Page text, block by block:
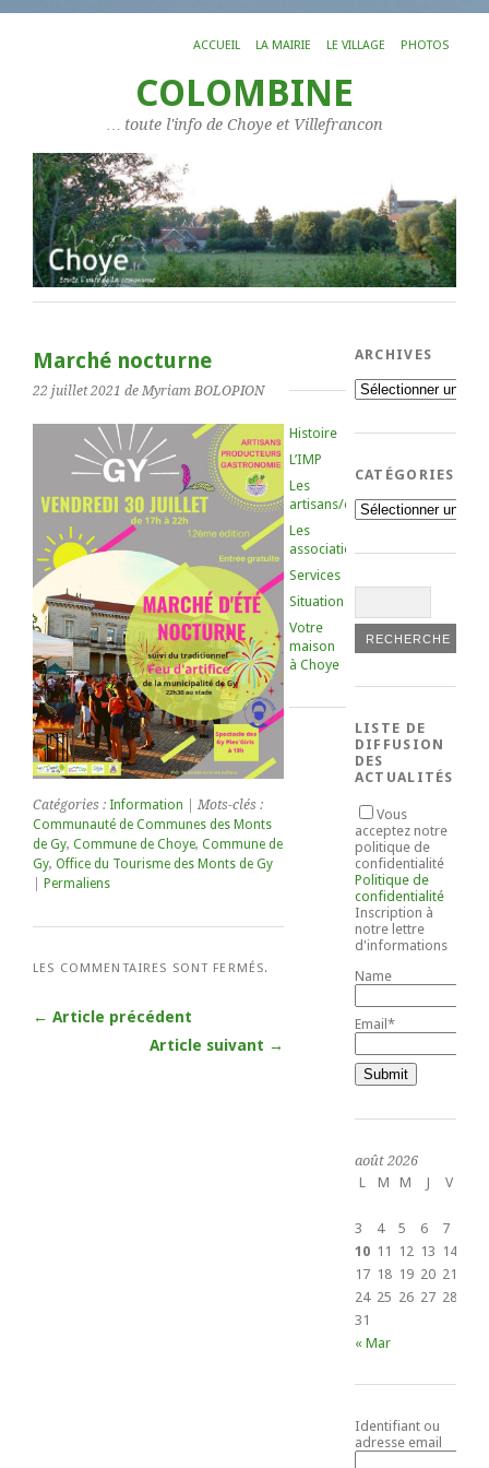
ACCUEIL LA MAIRIE LE VILLAGE PHOTOS
COLOMBINE
… toute l'info de Choye et Villefrancon
Marché nocturne
22 juillet 2021 de Myriam BOLOPION
Catégories : Information | Mots-clés :
Communauté de Communes des Monts
de Gy, Commune de Choye, Commune de
Gy, Office du Tourisme des Monts de Gy
Permaliens
LES COMMENTAIRES SONT FERMÉS.
← Article précédent
Article suivant →
Histoire
L’IMP
Les
artisans/commerçants
Les
associations
Services
Situation
Votre
maison
à Choye
ARCHIVES
Archives
CATÉGORIES
Catégories
LISTE DE
DIFFUSION
DES
ACTUALITÉS
Vous
acceptez notre
politique de
confidentialité
Politique de
confidentialité
Inscription à
notre lettre
d'informations
Name
Email*
août 2026
L
M M J V
3
4 5 6 7
10 11 12 13 14
17 18 19 20 21
24 25 26 27 28
31
« Mar
Identifiant ou
adresse email